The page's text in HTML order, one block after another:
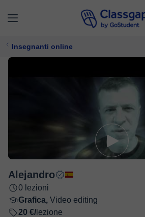
Insegnanti online
Alejandro
0 lezioni
Grafica, Video editing
20 €/ lezione